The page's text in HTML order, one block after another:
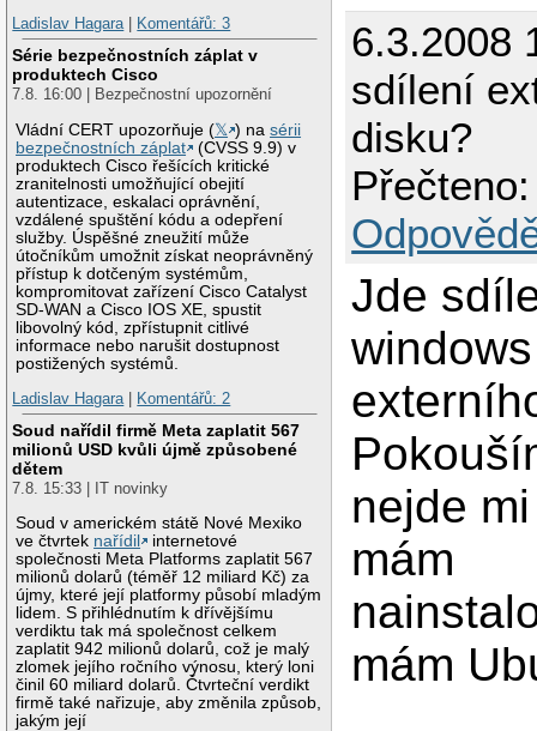
Ladislav Hagara| Komentářů: 3
Série bezpečnostních záplat v
produktech Cisco
7.8. 16:00 | Bezpečnostní upozornění
Vládní CERT upozorňuje (𝕏 ) nasérii
bezpečnostních záplat
(CVSS 9.9) v
produktech Cisco řešících kritické
zranitelnosti umožňující obejití
autentizace, eskalaci oprávnění,
vzdálené spuštění kódu a odepření
služby. Úspěšné zneužití může
útočníkům umožnit získat neoprávněný
přístup k dotčeným systémům,
kompromitovat zařízení Cisco Catalyst
SD-WAN a Cisco IOS XE, spustit
libovolný kód, zpřístupnit citlivé
informace nebo narušit dostupnost
postižených systémů.
Ladislav Hagara| Komentářů: 2
Soud nařídil firmě Meta zaplatit 567
milionů USD kvůli újmě způsobené
dětem
7.8. 15:33 | IT novinky
Soud v americkém státě Nové Mexiko
ve čtvrtek nařídil
internetové
společnosti Meta Platforms zaplatit 567
milionů dolarů (téměř 12 miliard Kč) za
újmy, které její platformy působí mladým
lidem. S přihlédnutím k dřívějšímu
verdiktu tak má společnost celkem
zaplatit 942 milionů dolarů, což je malý
zlomek jejího ročního výnosu, který loni
činil 60 miliard dolarů. Čtvrteční verdikt
firmě také nařizuje, aby změnila způsob,
jakým její
6.3.2008
sdílení
disku?
Jde
nejde
mám
mám